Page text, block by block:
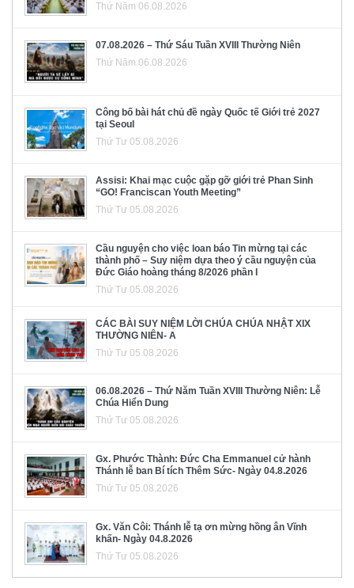
Thứ Năm 06.08.2026
07.08.2026 – Thứ Sáu Tuần XVIII Thường Niên
Thứ Năm 06.08.2026
Công bố bài hát chủ đề ngày Quốc tế Giới trẻ 2027
tại Seoul
Thứ Tư 05.08.2026
Assisi: Khai mạc cuộc gặp gỡ giới trẻ Phan Sinh
“GO! Franciscan Youth Meeting”
Thứ Tư 05.08.2026
Cầu nguyện cho việc loan báo Tin mừng tại các
thành phố – Suy niệm dựa theo ý cầu nguyện của
Đức Giáo hoàng tháng 8/2026 phần I
Thứ Tư 05.08.2026
CÁC BÀI SUY NIỆM LỜI CHÚA CHÚA NHẬT XIX
THƯỜNG NIÊN- A
Thứ Tư 05.08.2026
06.08.2026 – Thứ Năm Tuần XVIII Thường Niên: Lễ
Chúa Hiển Dung
Thứ Tư 05.08.2026
Gx. Phước Thành: Đức Cha Emmanuel cử hành
Thánh lễ ban Bí tích Thêm Sức- Ngày 04.8.2026
Thứ Tư 05.08.2026
Gx. Văn Côi: Thánh lễ tạ ơn mừng hồng ân Vĩnh
khấn- Ngày 04.8.2026
Thứ Tư 05.08.2026